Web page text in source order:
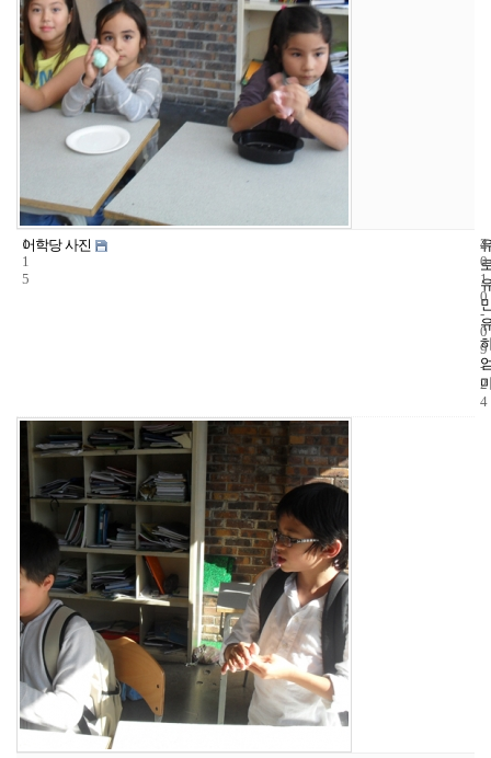
1
1
5
어학당 사진 4
2
0
1
0
-
0
9
-
2
4